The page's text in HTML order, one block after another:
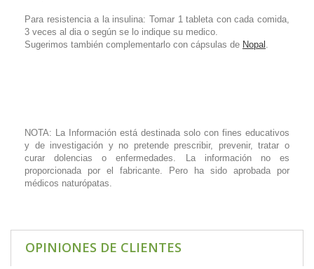
Para resistencia a la insulina: Tomar 1 tableta con cada comida,
3 veces al dia o según se lo indique su medico.
Sugerimos también complementarlo con cápsulas de Nopal
NOTA: La Información está destinada solo con fines educativos
y de investigación y no pretende prescribir, prevenir, tratar o
curar dolencias o enfermedades. La información no es
proporcionada por el fabricante. Pero ha sido aprobada por
médicos naturópatas.
OPINIONES DE CLIENTES